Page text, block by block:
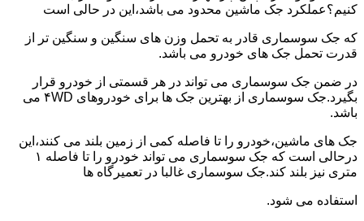
کنیم؟عملکرد جک ماشین محدود می باشد،این در حالی است
که جک سوسماری قادر به تحمل وزن های سنگین و سنگین تر از
قدرت تحمل جک های خودرو می باشد.
در ضمن جک سوسماری می تواند در هر قسمتی از خودرو قرار
بگیرد.جک سوسماری از بهترین جک ها برای خودروهای ۴WD می
باشد.
جک های ماشین،خودرو را تا فاصله کمی از زمین بلند می کنند،این
درحالی است که جک سوسماری می تواند خودرو را تا فاصله ۱
متری نیز بلند کند.جک سوسماری غالبا در تعمیرگاه ها
استفاده می شود.